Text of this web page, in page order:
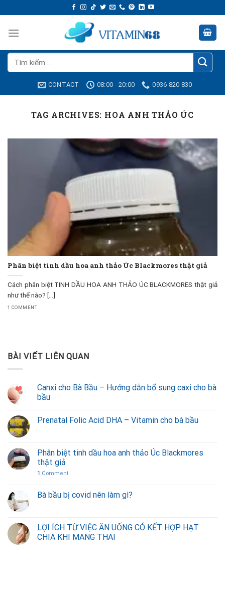
to
content
Tìm
kiếm:
CONTACT 08:00 - 20:00 0936 820 830
TAG ARCHIVES: HOA ANH THẢO ÚC
BÀI VIẾT LIÊN QUAN
Canxi cho Bà Bầu – Hướng dẫn bổ sung caxi cho bà
bầu
Prenatal Folic Acid DHA – Vitamin cho bà bầu
Phân biệt tinh dầu hoa anh thảo Úc Blackmores
thật giả
1 Comment
Bà bầu bị covid nên làm gì?
LỢI ÍCH TỪ VIỆC ĂN UỐNG CÓ KẾT HỢP HẠT
CHIA KHI MANG THAI
Phân biệt tinh dầu hoa anh thảo Úc Blackmores thật giả
Cách phân biệt TINH DẦU HOA ANH THẢO ÚC BLACKMORES thật giả
như thế nào? [...]
1 COMMENT